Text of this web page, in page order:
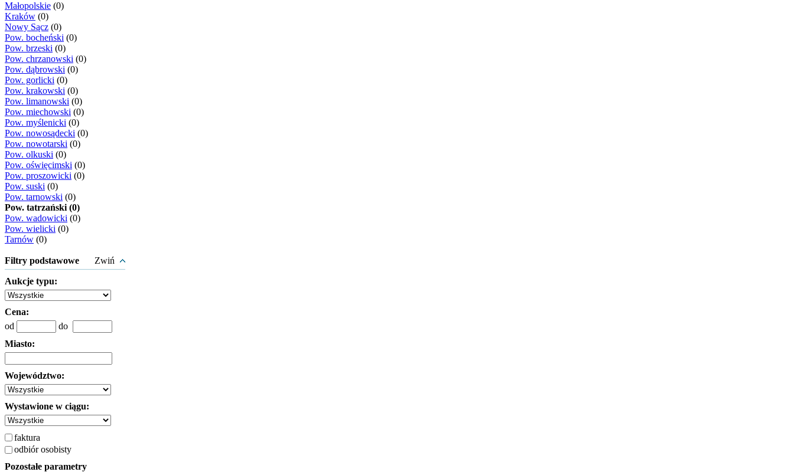
Małopolskie (0)
Kraków (0)
Nowy Sącz (0)
Pow. bocheński (0)
Pow. brzeski (0)
Pow. chrzanowski (0)
Pow. dąbrowski (0)
Pow. gorlicki (0)
Pow. krakowski (0)
Pow. limanowski (0)
Pow. miechowski (0)
Pow. myślenicki (0)
Pow. nowosądecki (0)
Pow. nowotarski (0)
Pow. olkuski (0)
Pow. oświęcimski (0)
Pow. proszowicki (0)
Pow. suski (0)
Pow. tarnowski (0)
Pow. tatrzański (0)
Pow. wadowicki (0)
Pow. wielicki (0)
Tarnów (0)
Filtry podstawowe Zwiń
Aukcje typu:
Cena:
od
do
Miasto:
Województwo:
Wystawione w ciągu:
faktura
odbiór osobisty
Pozostałe parametry